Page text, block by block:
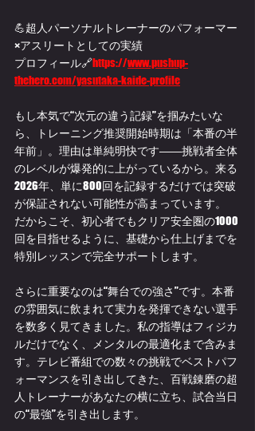
💪超人パーソナルトレーナーのパフォーマー
×アスリートとしての実績
プロフィール🔗https://www.pushup-
thehero.com/yasutaka-kaide-profile
もし本気で“次元の違う記録”を掴みたいな
ら、トレーニング推奨開始時期は「本番の半
年前」。理由は単純明快です――挑戦者全体
のレベルが爆発的に上がっているから。来る
2026年、単に800回を記録するだけでは突破
が保証されない可能性が高まっています。
だからこそ、初心者でもクリア安全圏の1000
回を目指せるように、基礎から仕上げまでを
特別レッスンで完全サポートします。
さらに重要なのは“舞台での強さ”です。本番
の雰囲気に飲まれて実力を発揮できない選手
を数多く見てきました。私の指導はフィジカ
ルだけでなく、メンタルの最適化まで含みま
す。テレビ番組での数々の挑戦でベストパフ
ォーマンスを引き出してきた、百戦錬磨の超
人トレーナーがあなたの横に立ち、試合当日
の“最強”を引き出します。